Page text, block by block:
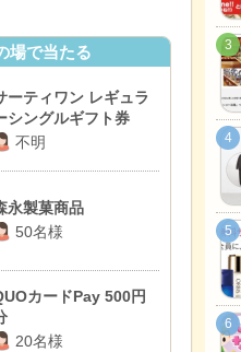
場で当たる
ーティワン レギュラ
シングルギフト券
不明
永製菓商品
50名様
カードPay 500円
20名様